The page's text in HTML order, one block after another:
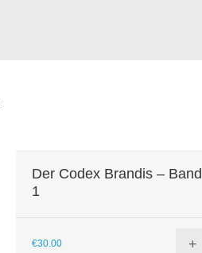
Der Codex Brandis – Band
1
€30.00 +